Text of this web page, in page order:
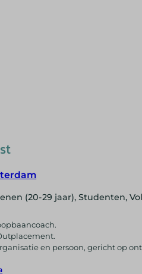
(20-29 jaar), Studenten,
en persoon, gericht op